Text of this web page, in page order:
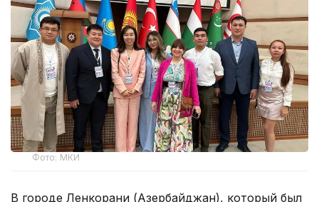
Фото: МКИ
В городе Ленкорани (Азербайджан), который был